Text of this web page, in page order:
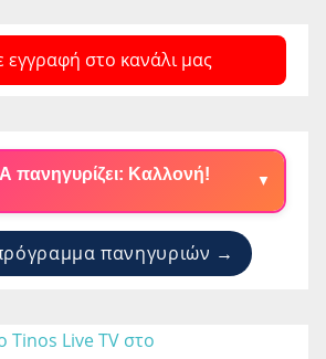
εγγραφή στο κανάλι μας
πανηγυρίζει: Καλλονή! ▼
πανηγυριών →
Tinos Live TV στο